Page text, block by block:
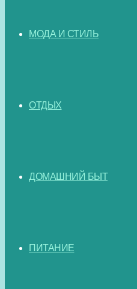
МОДА И СТИЛЬ
ОТДЫХ
ДОМАШНИЙ БЫТ
ПИТАНИЕ